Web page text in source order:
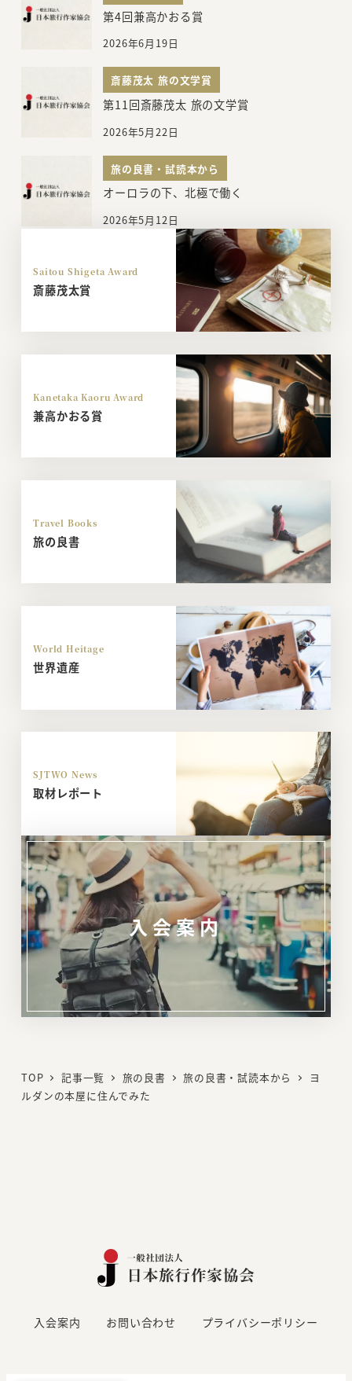
第4回兼高かおる賞
2026年6月19日
斎藤茂太 旅の文学賞
第11回斎藤茂太 旅の文学賞
2026年5月22日
旅の良書・試読本から
オーロラの下、北極で働く
2026年5月12日
Saitou Shigeta Award
斎藤茂太賞
Kanetaka Kaoru Award
兼高かおる賞
Travel Books
旅の良書
World Heitage
世界遺産
SJTWO News
取材レポート
入会案内
TOP 記事一覧 旅の良書 旅の良書・試読本から
ヨ
ルダンの本屋に住んでみた
入会案内 お問い合わせ プライバシーポリシー